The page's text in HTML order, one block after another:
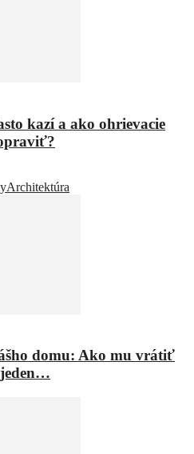
kazí a ako ohrievacie
Architektúra
domu: Ako mu vrátiť
jeden…